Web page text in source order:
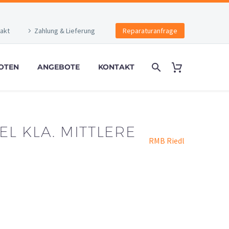
Zahlung & Lieferung Reparaturanfrage
ANGEBOTE KONTAKT
KLA. MITTLERE
RMB Riedl